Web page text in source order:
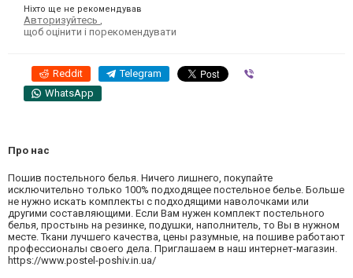
Ніхто ще не рекомендував
Авторизуйтесь
щоб оцінити і порекомендувати
Reddit Telegram
WhatsApp
Про нас
Пошив постельного белья. Ничего лишнего, покупайте
исключительно только 100% подходящее постельное белье. Больше
не нужно искать комплекты с подходящими наволочками или
другими составляющими. Если Вам нужен комплект постельного
белья, простынь на резинке, подушки, наполнитель, то Вы в нужном
месте. Ткани лучшего качества, цены разумные, на пошиве работают
профессионалы своего дела. Приглашаем в наш интернет-магазин.
https://www.postel-poshiv.in.ua/